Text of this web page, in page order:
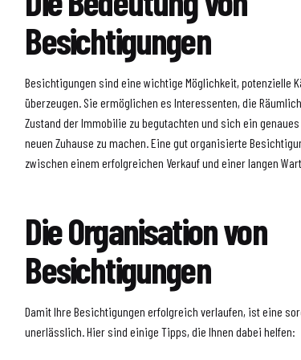
Besichtigungen
Besichtigungen sind eine wichtige Möglichkeit, potenzielle
überzeugen. Sie ermöglichen es Interessenten, die
Zustand der Immobilie zu begutachten und sich ein
neuen Zuhause zu machen. Eine gut organisierte
zwischen einem erfolgreichen Verkauf und einer langen
Die Organisation von
Besichtigungen
Damit Ihre Besichtigungen erfolgreich verlaufen, ist eine
unerlässlich. Hier sind einige Tipps, die Ihnen dabei helfen: